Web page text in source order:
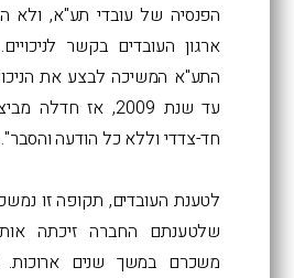
הפנסיה של עובדי תע"א, ולא
ארגון העובדים בקשר
התע"א המשיכה לבצע את
עד שנת 2009, אז
חד-צדדי וללא כל הודעה והסבר".
שלטענתם החברה זיכתה